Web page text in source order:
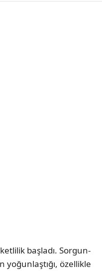
başladı. Sorgun-
özellikle